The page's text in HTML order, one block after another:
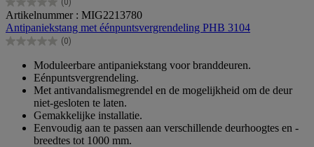
0.0
van
de
5
Artikelnummer : MIG2213780
Antipaniekstang met éénpuntsvergrendeling PHB 3104
(0)
0.0
sterren.
Moduleerbare antipaniekstang voor branddeuren.
Eénpuntsvergrendeling.
Met antivandalismegrendel en de mogelijkheid om de deur
niet-gesloten te laten.
Gemakkelijke installatie.
Eenvoudig aan te passen aan verschillende deurhoogtes en -
breedtes tot 1000 mm.